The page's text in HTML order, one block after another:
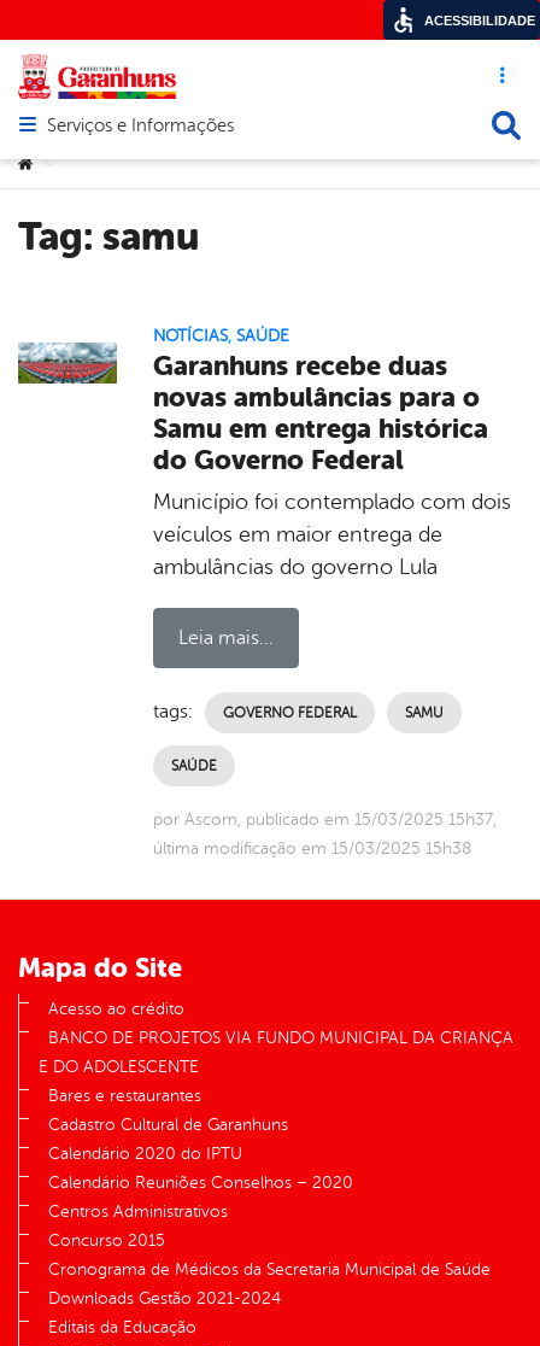
Acesso
Abrir menu principal de navegação
Serviços e Informações
Você está aqui:
>
Tag: samu
NOTÍCIAS, SAÚDE
Garanhuns recebe duas
novas ambulâncias para o
Samu em entrega histórica
do Governo Federal
Município foi contemplado com dois
veículos em maior entrega de
ambulâncias do governo Lula
Leia mais...
tags: GOVERNO FEDERAL SAMU
SAÚDE
por Ascom, publicado em 15/03/2025 15h37,
última modificação em 15/03/2025 15h38
Mapa do Site
Acesso ao crédito
BANCO DE PROJETOS VIA FUNDO MUNICIPAL DA CRIANÇA
E DO ADOLESCENTE
Bares e restaurantes
Cadastro Cultural de Garanhuns
Calendário 2020 do IPTU
Calendário Reuniões Conselhos – 2020
Centros Administrativos
Concurso 2015
Cronograma de Médicos da Secretaria Municipal de Saúde
Downloads Gestão 2021-2024
Editais da Educação
ACESSIBILIDADE